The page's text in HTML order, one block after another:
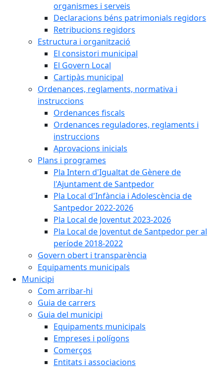
organismes i serveis
Declaracions béns patrimonials regidors
Retribucions regidors
Estructura i organització
El consistori municipal
El Govern Local
Cartipàs municipal
Ordenances, reglaments, normativa i
instruccions
Ordenances fiscals
Ordenances reguladores, reglaments i
instruccions
Aprovacions inicials
Plans i programes
Pla Intern d'Igualtat de Gènere de
l'Ajuntament de Santpedor
Pla Local d'Infància i Adolescència de
Santpedor 2022-2026
Pla Local de Joventut 2023-2026
Pla Local de Joventut de Santpedor per al
període 2018-2022
Govern obert i transparència
Equipaments municipals
Municipi
Com arribar-hi
Guia de carrers
Guia del municipi
Equipaments municipals
Empreses i polígons
Comerços
Entitats i associacions